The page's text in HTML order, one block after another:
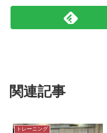
関連記事
トレーニング